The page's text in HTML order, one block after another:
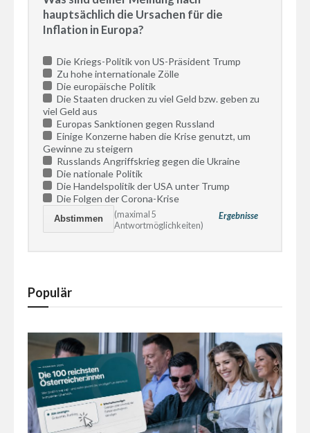
hauptsächlich die Ursachen für die
Inflation in Europa?
Die Kriegs-Politik von US-Präsident Trump
Zu hohe internationale Zölle
Die europäische Politik
Die Staaten drucken zu viel Geld bzw. geben zu
viel Geld aus
Europas Sanktionen gegen Russland
Einige Konzerne haben die Krise genutzt, um
Gewinne zu steigern
Russlands Angriffskrieg gegen die Ukraine
Die nationale Politik
Die Handelspolitik der USA unter Trump
Die Folgen der Corona-Krise
Ergebnisse
(maximal 5
Antwortmöglichkeiten)
Populär